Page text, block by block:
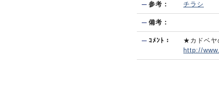
参考： チラシ
備考：
ｺﾒﾝﾄ：
★カドベ
http://